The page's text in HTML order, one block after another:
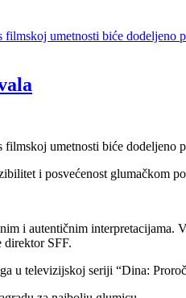
filmskoj umetnosti biće
filmskoj umetnosti biće dodeljeno
i posvećenost glumačkom
i autentičnim
direktor SFF.
u televizijskoj seriji “Dina: